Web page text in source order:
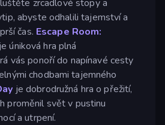
zrcadlové stopy a
abyste odhalili tajemství a
čas. Escape Room:
je úniková hra plná
vás ponoří do napínavé cesty
chodbami tajemného
je dobrodružná hra o přežití,
proměnil svět v pustinu
a utrpení.